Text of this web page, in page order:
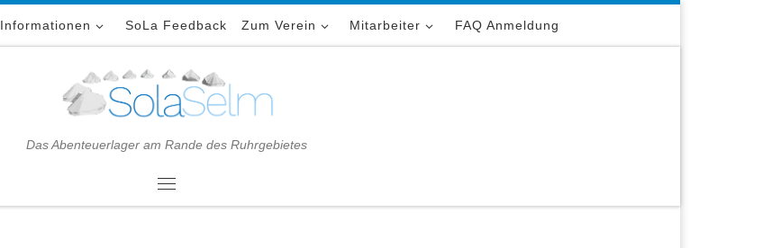
Informationen SoLa Feedback Zum Verein Mitarbeiter FAQ Anmeldung
Das Abenteuerlager am Rande des Ruhrgebietes